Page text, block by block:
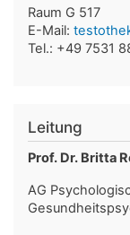
Raum G 517
E-Mail:
Tel.: +49 7531
Leitung
Prof. Dr. Britta
AG